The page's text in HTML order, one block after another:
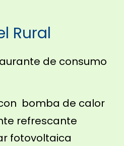
Rural
de consumo
bomba de calor
refrescante
fotovoltaica